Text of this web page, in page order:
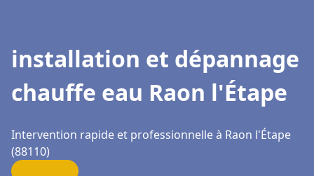
installation et dépannage
chauffe eau Raon l'Étape
Intervention rapide et professionnelle à Raon l'Étape
(88110)